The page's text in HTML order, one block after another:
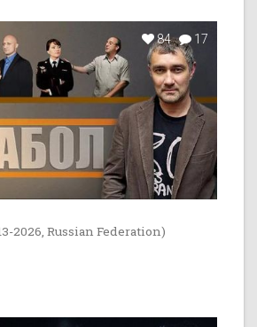
84 17
2026, Russian Federation)